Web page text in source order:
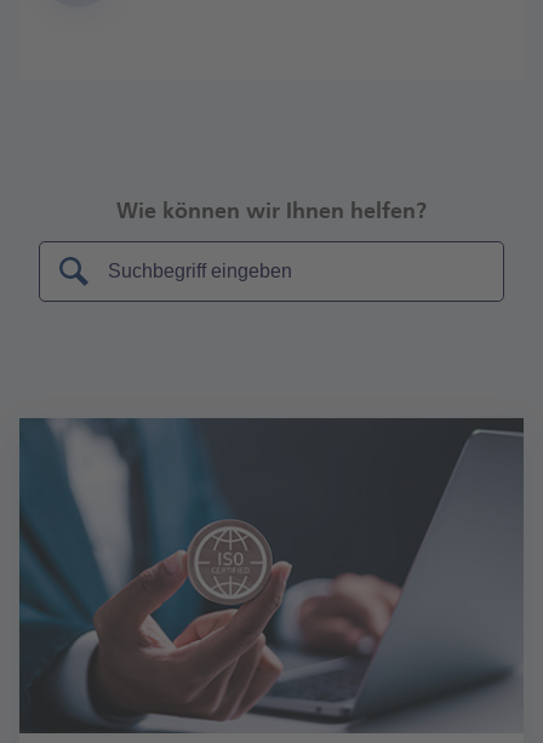
Wie können wir Ihnen helfen?